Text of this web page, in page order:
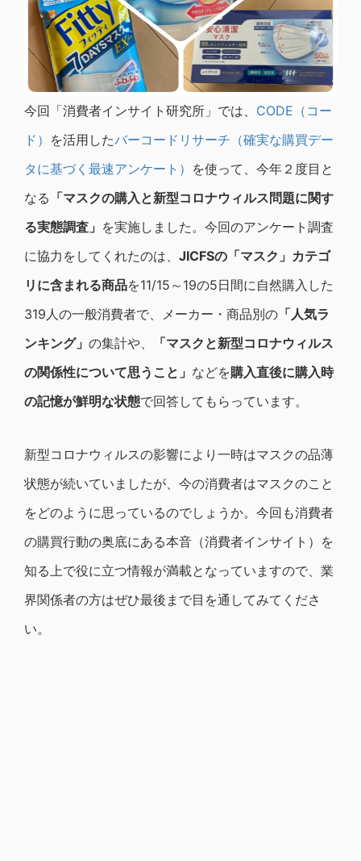
今回「消費者インサイト研究所」では、 CODE（コー
ド） を活用したバーコードリサーチ（確実な購買デー
タに基づく最速アンケート） を使って、今年２度目と
なる 「マスクの購入と新型コロナウィルス問題に関す
る実態調査」 を実施しました。今回のアンケート調査
に協力をしてくれたのは、 JICFSの「マスク」カテゴ
リに含まれる商品を11/15～19の5日間に自然購入した
319人の一般消費者で、メーカー・商品別の 「人気ラ
ンキング」 の集計や、
「マスクと新型コロナウィルス
の関係性について思うこと」 などを購入直後に購入時
の記憶が鮮明な状態で回答してもらっています。
新型コロナウィルスの影響により一時はマスクの品薄
状態が続いていましたが、今の消費者はマスクのこと
をどのように思っているのでしょうか。今回も消費者
の購買行動の奥底にある本音（消費者インサイト）を
知る上で役に立つ情報が満載となっていますので、業
界関係者の方はぜひ最後まで目を通してみてくださ
い。